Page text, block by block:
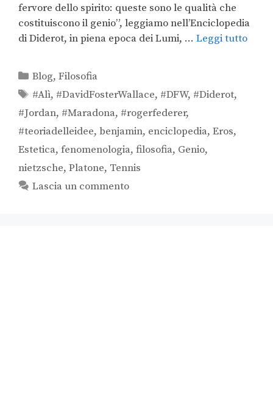
fervore dello spirito: queste sono le qualità che
costituiscono il genio”, leggiamo nell’Enciclopedia
di Diderot, in piena epoca dei Lumi, … Leggi tutto
Blog,Filosofia
#Alì, #DavidFosterWallace, #DFW, #Diderot,
#Jordan, #Maradona, #rogerfederer,
#teoriadelleidee, benjamin, enciclopedia, Eros,
Estetica, fenomenologia, filosofia, Genio,
nietzsche, Platone, Tennis
Lascia un commento